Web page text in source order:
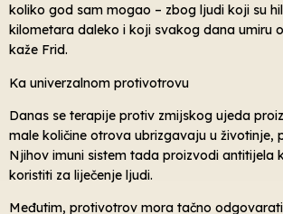
koliko god sam mogao – zbog ljudi koji su
kilometara daleko i koji svakog dana umiru
kaže Frid.
Ka univerzalnom protivotrovu
Danas se terapije protiv zmijskog ujeda
male količine otrova ubrizgavaju u životinje,
Njihov imuni sistem tada proizvodi antitijela
koristiti za liječenje ljudi.
Međutim, protivotrov mora tačno